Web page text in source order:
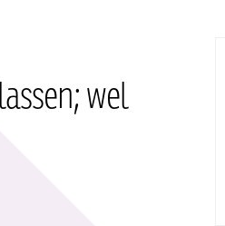
wel